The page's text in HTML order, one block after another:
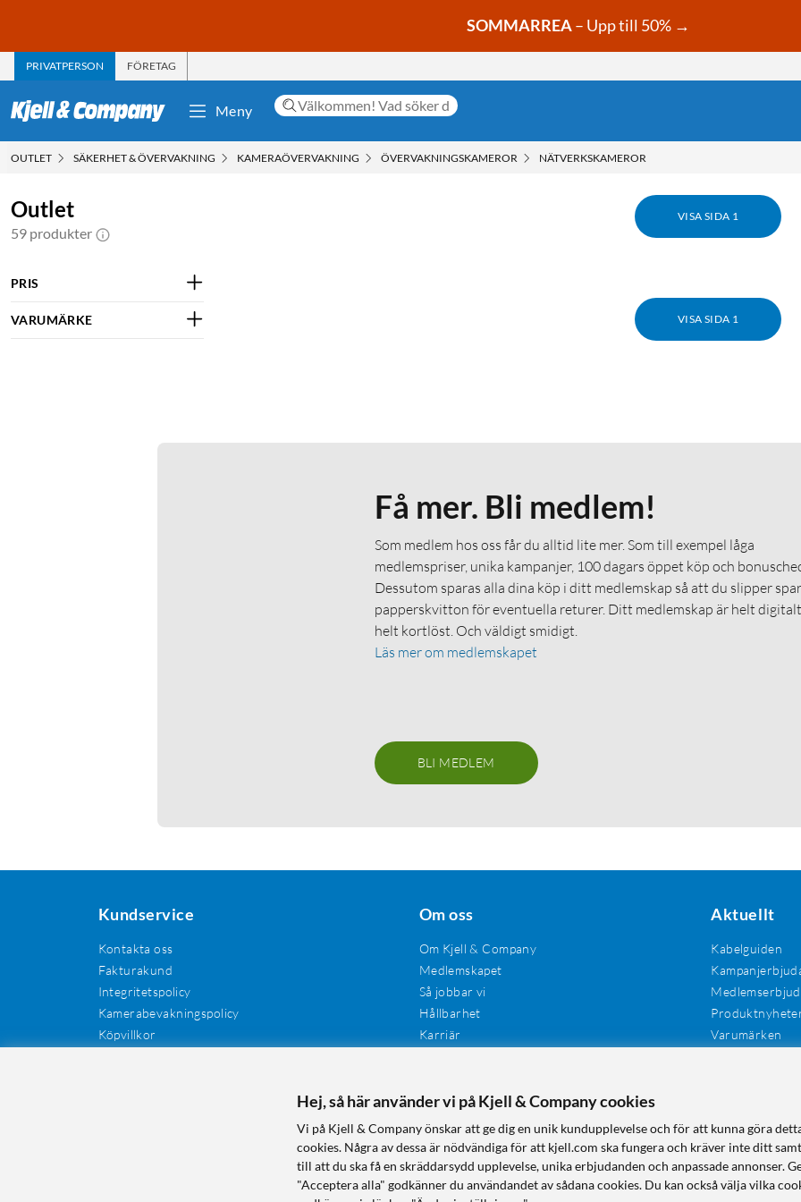
SOMMARREA– Upp till 50% →
PRIVATPERSON FÖRETAG
Meny
OUTLET SÄKERHET & ÖVERVAKNING KAMERAÖVERVAKNING ÖVERVAKNINGSKAMEROR NÄTVERKSKAMEROR
Outlet
59 produkter
PRIS
VARUMÄRKE
VISA SIDA 1
VISA SIDA 1
Få mer. Bli medlem!
Som medlem hos oss får du alltid lite mer. Som till exempel låga
medlemspriser, unika kampanjer, 100 dagars öppet köp och
Dessutom sparas alla dina köp i ditt medlemskap så att du slipper
papperskvitton för eventuella returer. Ditt medlemskap är helt
helt kortlöst. Och väldigt smidigt.
Läs mer om medlemskapet
BLI MEDLEM
Kundservice
Kontakta oss
Fakturakund
Integritetspolicy
Kamerabevakningspolicy
Köpvillkor
Om oss
Om Kjell & Company
Medlemskapet
Så jobbar vi
Hållbarhet
Karriär
Tillgänglighet
Aktuellt
Kabelguiden
Varumärken
Hej, så här använder vi på Kjell & Company cookies
Vi på Kjell & Company önskar att ge dig en unik kundupplevelse och för att kunna göra
cookies. Några av dessa är nödvändiga för att kjell.com ska fungera och kräver inte ditt
till att du ska få en skräddarsydd upplevelse, unika erbjudanden och anpassade annonser.
"Acceptera alla" godkänner du användandet av sådana cookies. Du kan också välja vilka